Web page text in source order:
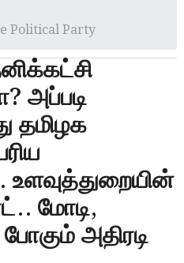
Political Party
அப்படி
தமிழக
உளவுத்துறையின்
மோடி,
அதிரடி